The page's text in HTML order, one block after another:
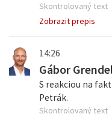
Skontrolovaný text
Zobrazit prepis
14:26
Gábor
S reakciou na
Petrák.
Skontrolovaný text